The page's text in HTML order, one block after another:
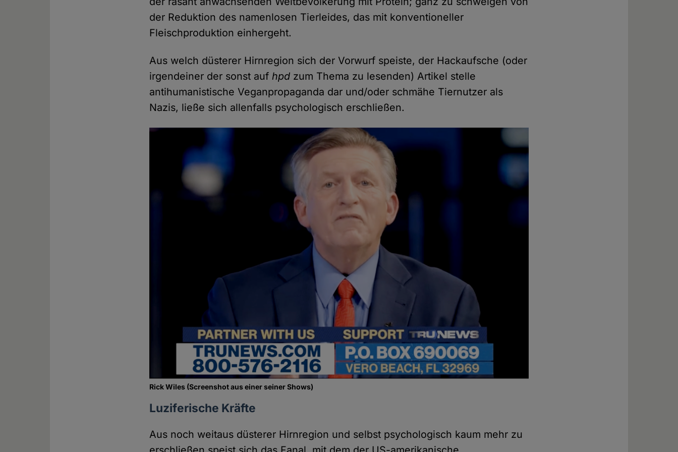
der Reduktion des namenlosen Tierleides, das mit konventioneller
Fleischproduktion einhergeht.
Aus welch düsterer Hirnregion sich der Vorwurf speiste, der Hackaufsche (oder
irgendeiner der sonst aufhpd zum Thema zu lesenden) Artikel stelle
antihumanistische Veganpropaganda dar und/oder schmähe Tiernutzer als
Nazis, ließe sich allenfalls psychologisch erschließen.
Rick Wiles (Screenshot aus einer seiner Shows)
Luziferische Kräfte
Aus noch weitaus düsterer Hirnregion und selbst psychologisch kaum mehr zu